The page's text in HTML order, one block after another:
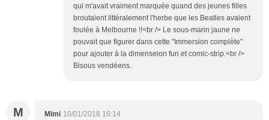
qui m'avait vraiment marquée quand des jeunes filles
broutaient littéralement l'herbe que les Beatles avaient
foulée à Melbourne !!<br /> Le sous-marin jaune ne
pouvait que figurer dans cette "Immersion complète"
pour ajouter à la dimenseion fun et comic-strip.<br />
Bisous vendéens.
M Mimi 10/01/2018 16:14